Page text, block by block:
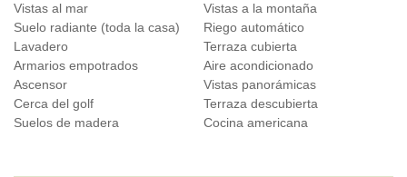
Vistas al mar
Vistas a la montaña
Suelo radiante (toda la casa)
Riego automático
Lavadero
Terraza cubierta
Armarios empotrados
Aire acondicionado
Ascensor
Vistas panorámicas
Cerca del golf
Terraza descubierta
Suelos de madera
Cocina americana